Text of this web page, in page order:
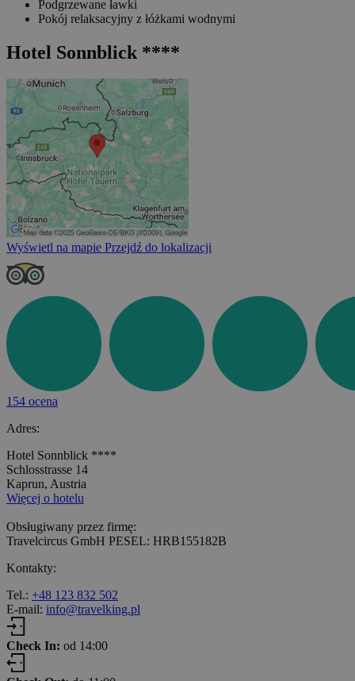
Podgrzewane ławki
Pokój relaksacyjny z łóżkami wodnymi
Hotel Sonnblick ****
Wyświetl na mapie Przejdź do lokalizacji
154 ocena
Adres:
Hotel Sonnblick ****
Schlosstrasse 14
Kaprun, Austria
Więcej o hotelu
Obsługiwany przez firmę:
Travelcircus GmbH PESEL: HRB155182B
Kontakty:
Tel.: +48 123 832 502
E-mail: info@travelking.pl
Check In: od 14:00